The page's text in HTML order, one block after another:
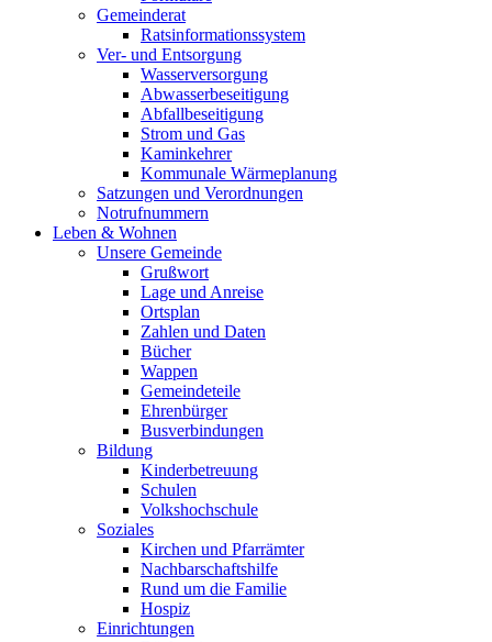
Gemeinderat
Ratsinformationssystem
Ver- und Entsorgung
Wasserversorgung
Abwasserbeseitigung
Abfallbeseitigung
Strom und Gas
Kaminkehrer
Kommunale Wärmeplanung
Satzungen und Verordnungen
Notrufnummern
Leben & Wohnen
Unsere Gemeinde
Grußwort
Lage und Anreise
Ortsplan
Zahlen und Daten
Bücher
Wappen
Gemeindeteile
Ehrenbürger
Busverbindungen
Bildung
Kinderbetreuung
Schulen
Volkshochschule
Soziales
Kirchen und Pfarrämter
Nachbarschaftshilfe
Rund um die Familie
Hospiz
Einrichtungen